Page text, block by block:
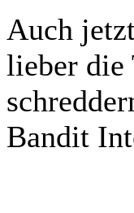
Auch
lieber die
Bandit